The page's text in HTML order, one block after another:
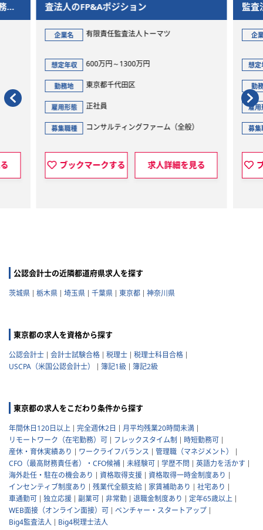
ポジション
有限責任監査法人トーマツ
600万円～1300万円
東京都千代田区
正社員
コンサルティングファーム（全般）
ークする 求人詳細を見る
監査法人
600万円～1000万
募集職種 監査法人（全般）
ブックマークする
公認会計士の近隣都道府県求人を探す
茨城県 栃木県 埼玉県 千葉県 東京都 神奈川県
東京都の求人を資格から探す
公認会計士 会計士試験合格 税理士
税理士科目合格
USCPA（米国公認会計士）
簿記1級 簿記2級
東京都の求人をこだわり条件から探す
年間休日120日以上 完全週休2日
月平均残業20時間未満
リモートワーク（在宅勤務）可
フレックスタイム制
時短勤務可
産休・育休実績あり
ワークライフバランス
管理職（マネジメント）
CFO（最高財務責任者）・CFO候補
未経験可 学歴不問
英語力を活かす
海外赴任・駐在の機会あり
資格取得支援
資格取得一時金制度あり
インセンティブ制度あり
残業代全額支給 家賃補助あり
社宅あり
車通勤可
独立応援 副業可 非常勤 退職金制度あり
定年65歳以上
WEB面接（オンライン面接）可
ベンチャー・スタートアップ
Big4監査法人
Big4税理士法人